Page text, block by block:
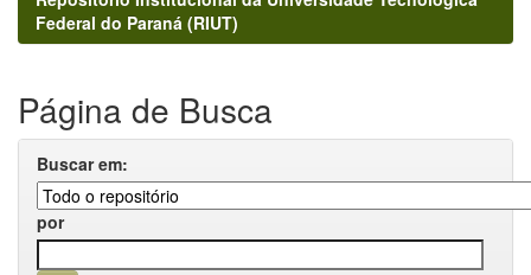
Federal do Paraná (RIUT)
Página de Busca
Buscar em:
por